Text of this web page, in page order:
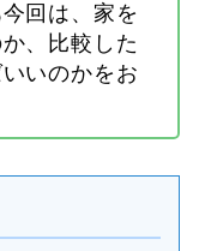
回は、家を
、比較した
いのかをお